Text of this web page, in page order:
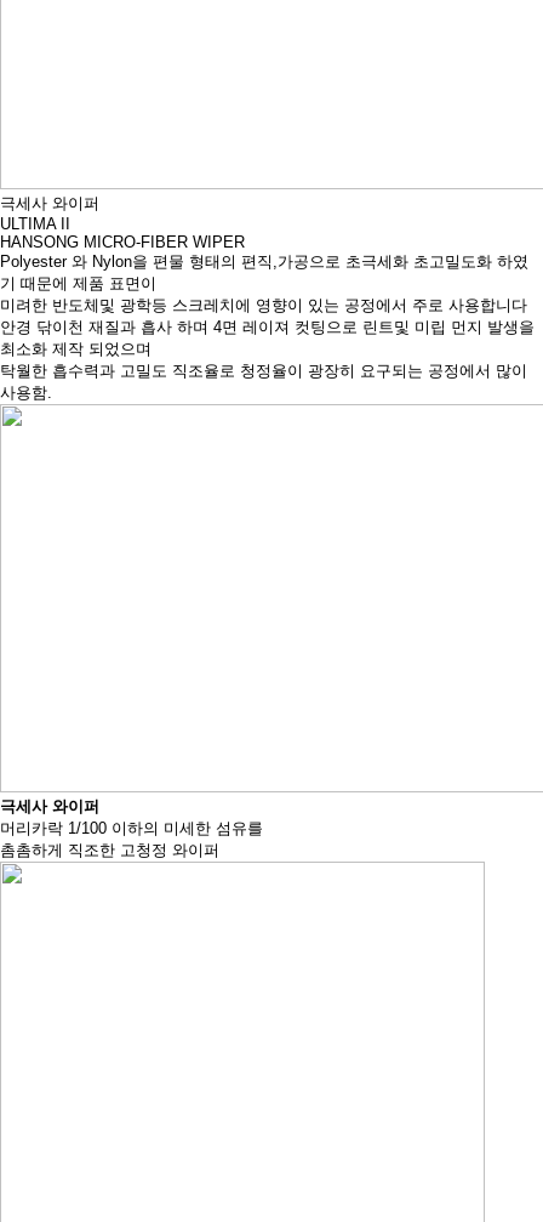
극세사 와이퍼
ULTIMA II
HANSONG MICRO-FIBER WIPER
Polyester 와 Nylon을 편물 형태의 편직,가공으로 초극세화 초고밀도화 하였
기 때문에 제품 표면이
미려한 반도체및 광학등 스크레치에 영향이 있는 공정에서 주로 사용합니다
안경 닦이천 재질과 흡사 하며 4면 레이져 컷팅으로 린트및 미립 먼지 발생을
최소화 제작 되었으며
탁월한 흡수력과 고밀도 직조율로 청정율이 광장히 요구되는 공정에서 많이
사용함.
극세사 와이퍼
머리카락 1/100 이하의 미세한 섬유를
촘촘하게 직조한 고청정 와이퍼